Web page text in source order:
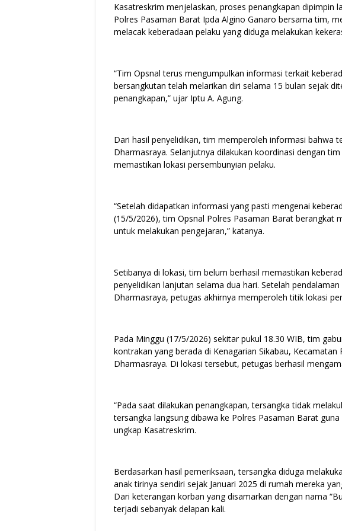
Kasatreskrim menjelaskan, proses penangkapan dipimpin
Polres Pasaman Barat Ipda Algino Ganaro bersama tim,
melacak keberadaan pelaku yang diduga melakukan
“Tim Opsnal terus mengumpulkan informasi terkait
bersangkutan telah melarikan diri selama 15 bulan sejak
penangkapan,” ujar Iptu A. Agung.
Dari hasil penyelidikan, tim memperoleh informasi bahwa
Dharmasraya. Selanjutnya dilakukan koordinasi dengan
memastikan lokasi persembunyian pelaku.
“Setelah didapatkan informasi yang pasti mengenai
(15/5/2026), tim Opsnal Polres Pasaman Barat berangkat
untuk melakukan pengejaran,” katanya.
Setibanya di lokasi, tim belum berhasil memastikan
penyelidikan lanjutan selama dua hari. Setelah
Dharmasraya, petugas akhirnya memperoleh titik lokasi
Pada Minggu (17/5/2026) sekitar pukul 18.30 WIB, tim
kontrakan yang berada di Kenagarian Sikabau, Kecamatan
Dharmasraya. Di lokasi tersebut, petugas berhasil
“Pada saat dilakukan penangkapan, tersangka tidak
tersangka langsung dibawa ke Polres Pasaman Barat
ungkap Kasatreskrim.
Berdasarkan hasil pemeriksaan, tersangka diduga
anak tirinya sendiri sejak Januari 2025 di rumah mereka
Dari keterangan korban yang disamarkan dengan nama
terjadi sebanyak delapan kali.